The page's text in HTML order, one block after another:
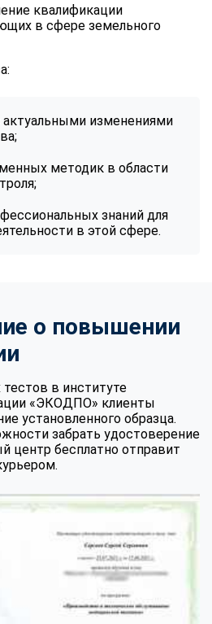
квалификации
в сфере земельного
актуальными изменениями
методик в области
знаний для
в этой сфере.
о повышении
в институте
«ЭКОДПО» клиенты
установленного образца.
забрать удостоверение
центр бесплатно отправит